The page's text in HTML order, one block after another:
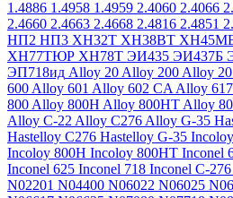
1.4886 1.4958 1.4959 2.4060 2.4066
2.4660 2.4663 2.4668 2.4816 2.4851
НП2 НП3 ХН32Т ХН38ВТ
ХН77ТЮР ХН78Т ЭИ435 ЭИ437Б
ЭП718ид Alloy 20 Alloy 200 Alloy
600 Alloy 601 Alloy 602 CA Alloy 617
800 Alloy 800H Alloy 800HT Alloy
Alloy C-22 Alloy C276 Alloy G-35
Hastelloy C276 Hastelloy G-35
Incoloy 800H Incoloy 800HT Inconel
Inconel 625 Inconel 718 Inconel C-276
N02201 N04400 N06022 N06025